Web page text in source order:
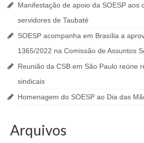
Manifestação de apoio da SOESP aos
servidores de Taubaté
SOESP acompanha em Brasília a
1365/2022 na Comissão de Assuntos
Reunião da CSB em São Paulo reúne
sindicais
Homenagem do SOESP ao Dia das
Arquivos